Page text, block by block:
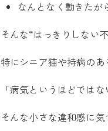
なんとなく動きたが
そんな“はっきりしない
特にシニア猫や持病の
「病気というほどでは
そんな小さな違和感に